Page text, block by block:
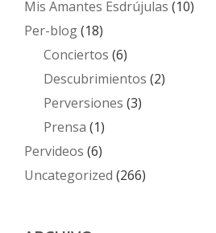
Mis Amantes Esdrújulas (10)
Per-blog(18)
Conciertos (6)
Descubrimientos (2)
Perversiones (3)
Prensa (1)
Pervideos (6)
Uncategorized (266)